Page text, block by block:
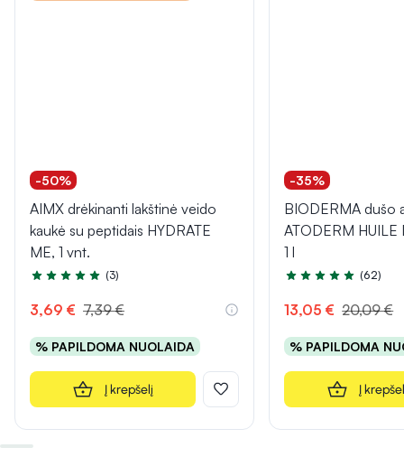
-50%
AIMX drėkinanti lakštinė veido
kaukė su peptidais HYDRATE
ME, 1 vnt.
Įvertinimas 5.0 iš 5
(3)
3,69 € 7,39 €
% PAPILDOMA NUOLAIDA
Į krepšelį
-35%
BIODERMA dušo
ATODERM HUILE
1 l
Įvertinimas 5.0 iš 5
(62)
13,05 € 20,09 €
% PAPILDOMA
Į